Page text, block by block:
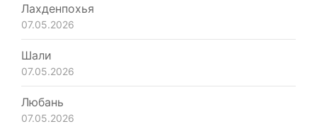
Лахденпохья
07.05.2026
Шали
07.05.2026
Любань
07.05.2026